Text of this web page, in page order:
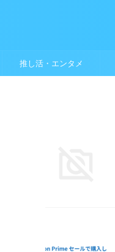
推し活・エンタメ